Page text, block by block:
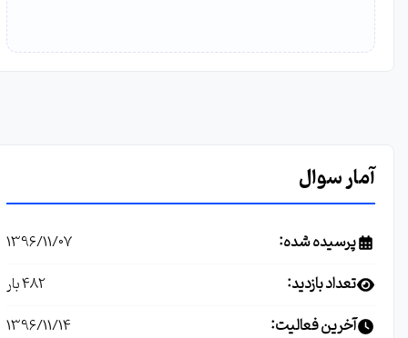
آمار سوال
پرسیده شده: 1396/11/07
تعداد بازدید: 482 بار
آخرین فعالیت: 1396/11/14